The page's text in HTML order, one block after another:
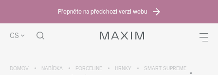
Přepněte na předchozí verzi webu
CS
DOMOV NABÍDKA PORCELINE HRNKY
SMART SUPREME